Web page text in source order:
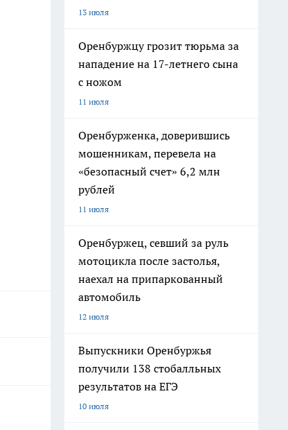
13 июля
Оренбуржцу грозит тюрьма за
нападение на 17-летнего сына
с ножом
11 июля
Оренбурженка, доверившись
мошенникам, перевела на
«безопасный счет» 6,2 млн
рублей
11 июля
Оренбуржец, севший за руль
мотоцикла после застолья,
наехал на припаркованный
автомобиль
12 июля
Выпускники Оренбуржья
получили 138 стобалльных
результатов на ЕГЭ
10 июля